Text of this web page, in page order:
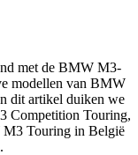
met de BMW M3-
modellen van BMW
dit artikel duiken we
Competition Touring,
Touring in België